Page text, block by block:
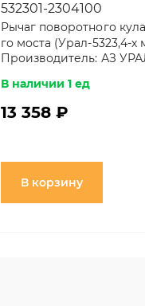
532301-2304100
Рычаг поворотного
го моста (Урал-5323,4-х
Производитель: АЗ
В наличии 1 ед
13 358 ₽
В корзину